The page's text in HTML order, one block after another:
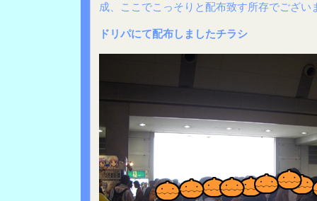
成、ここでこっそりと配布致す所存でござい
ドリパにて配布しましたチラシ